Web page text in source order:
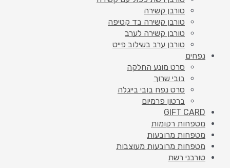
טורבן קשירה
טורבן קשירה בד קטיפה
טורבן קשירה לערב
טורבן ערב בשילוב פייט
נפחים
סרט מונע החלקה
בובי שרוך
סרט נפח בובי בייגלה
ברטון פרמיום
GIFT CARD
מטפחות רקומות
מטפחות מרובעות
מטפחות מרובעות מעוצבות
טורבני רשת